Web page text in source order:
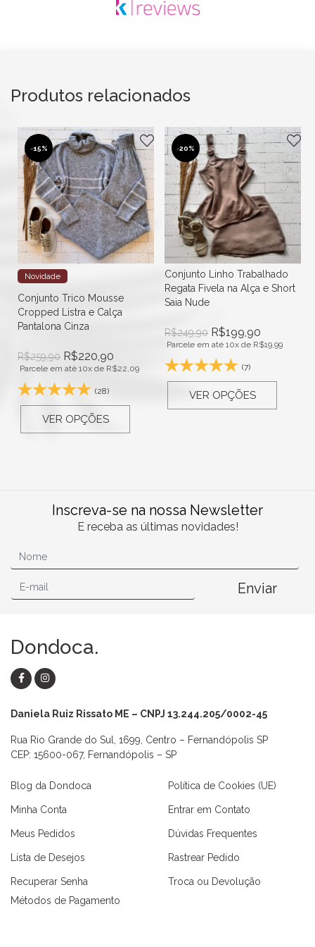
Produtos relacionados
-15%
Novidade
Conjunto Trico Mousse
Cropped Listra e Calça
Pantalona Cinza
R$259,90 R$220,90
Parcele em até 10x de R$22,09
(28)
VER OPÇÕES
-20%
Conjunto Linho Trabalhado
Regata Fivela na Alça e Short
Saia Nude
R$249,90 R$199,90
Parcele em até 10x de R$19,99
(7)
VER OPÇÕES
Inscreva-se na nossa Newsletter
E receba as últimas novidades!
Enviar
Dondoca.
Daniela Ruiz Rissato ME – CNPJ 13.244.205/0002-45
Rua Rio Grande do Sul, 1699, Centro – Fernandópolis SP
CEP: 15600-067, Fernandópolis – SP
Blog da Dondoca
Minha Conta
Meus Pedidos
Lista de Desejos
Recuperar Senha
Política de Cookies (UE)
Entrar em Contato
Dúvidas Frequentes
Rastrear Pedido
Troca ou Devolução
Métodos de Pagamento